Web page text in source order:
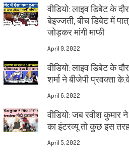
वीडियो: लाइव डिबेट के
बेइज्जती, बीच डिबेट में
जोड़कर मांगी माफी
April 9, 2022
वीडियो: लाइव डिबेट के
शर्मा ने बीजेपी प्रवक्ता
April 6, 2022
वीडियो: जब रवीश कुमार
का इंटरव्यू तो कुछ इस
April 5, 2022